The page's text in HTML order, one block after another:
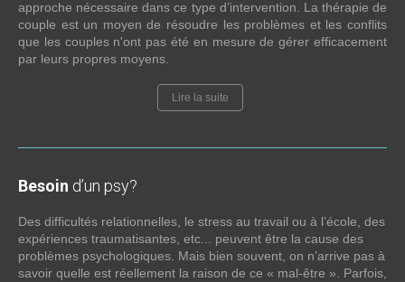
approche nécessaire dans ce type d’intervention. La thérapie de
couple est un moyen de résoudre les problèmes et les conflits
que les couples n'ont pas été en mesure de gérer efficacement
par leurs propres moyens.
Lire la suite
Besoin d’un psy?
Des difficultés relationnelles, le stress au travail ou à l’école, des
expériences traumatisantes, etc... peuvent être la cause des
problèmes psychologiques. Mais bien souvent, on n’arrive pas à
savoir quelle est réellement la raison de ce « mal-être ». Parfois,